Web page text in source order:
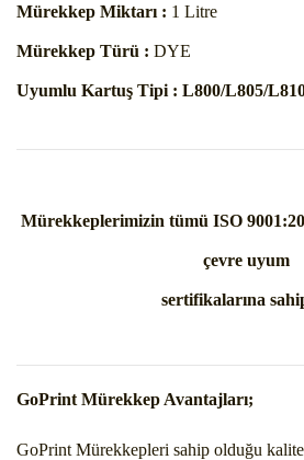
Mürekkep Miktarı : 1 Litre
Mürekkep Türü : DYE
Uyumlu Kartuş Tipi : L800/L805/
Mürekkeplerimizin tümü ISO
çevre uyum
sertifikalarına
GoPrint Mürekkep Avantajları;
GoPrint Mürekkepleri sahip olduğu